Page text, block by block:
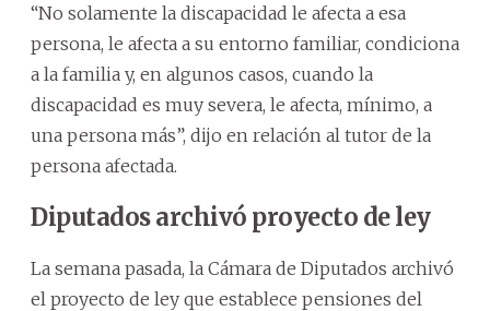
“No solamente la discapacidad le afecta a esa
persona, le afecta a su entorno familiar, condiciona
a la familia y, en algunos casos, cuando la
discapacidad es muy severa, le afecta, mínimo, a
una persona más”, dijo en relación al tutor de la
persona afectada.
Diputados archivó proyecto de ley
La semana pasada, la Cámara de Diputados archivó
el proyecto de ley que establece pensiones del